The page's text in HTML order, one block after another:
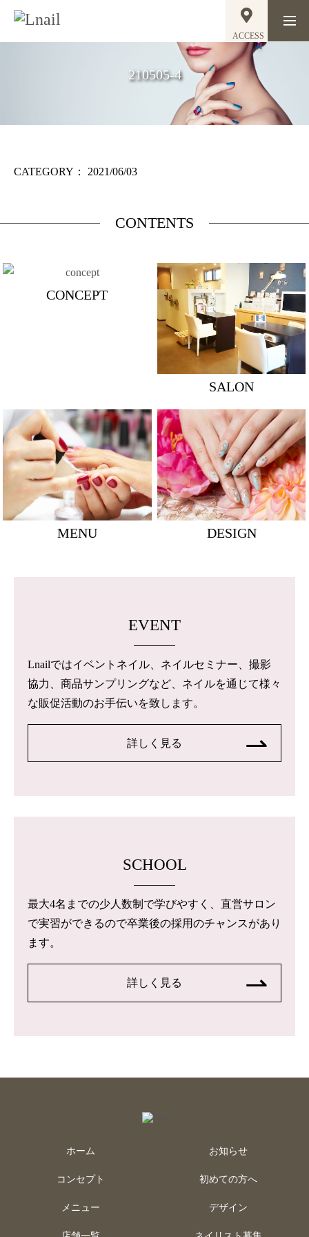
ACCESS
210505-4
CATEGORY： 2021/06/03
CONTENTS
CONCEPT
SALON
MENU DESIGN
EVENT
Lnailではイベントネイル、ネイルセミナー、撮影
協力、商品サンプリングなど、ネイルを通じて様々
な販促活動のお手伝いを致します。
詳しく見る
SCHOOL
最大4名までの少人数制で学びやすく、直営サロン
で実習ができるので卒業後の採用のチャンスがあり
ます。
詳しく見る
ホーム
コンセプト
メニュー
お知らせ
初めての方へ
デザイン